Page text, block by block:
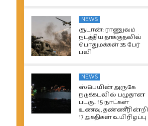
NEWS
சூடான்: ராணுவம்
நடத்திய தாக்குதலில்
பொதுமக்கள் 35 பேர்
பலி
NEWS
ஸ்பெயின் அருகே
நடுக்கடலில் பழுதான
படகு.. 15 நாட்கள்
உணவு, தண்ணீரின்றி
17 அகதிகள் உயிரிழப்பு